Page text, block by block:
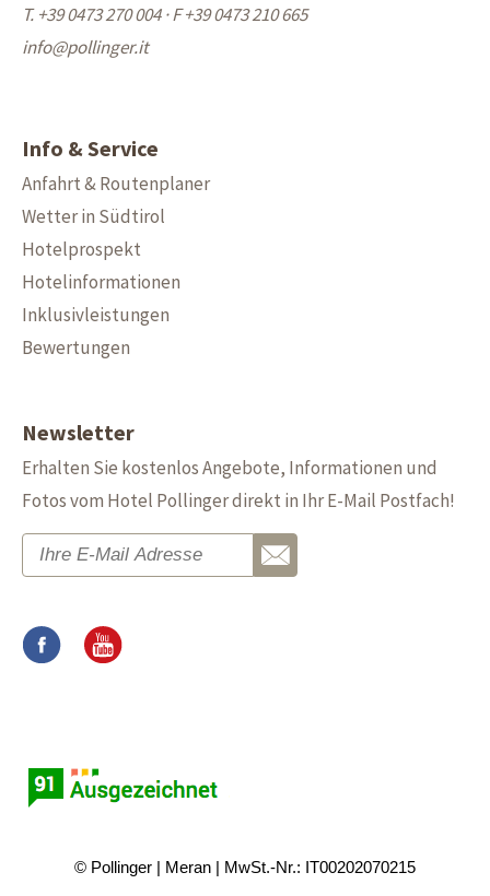
T. +39 0473 270 004·F +39 0473 210 665
info@pollinger.it
Info & Service
Anfahrt & Routenplaner
Wetter in Südtirol
Hotelprospekt
Hotelinformationen
Inklusivleistungen
Bewertungen
Newsletter
Erhalten Sie kostenlos Angebote, Informationen und
Fotos vom Hotel Pollinger direkt in Ihr E-Mail Postfach!
© Pollinger Meran MwSt.-Nr.: IT00202070215